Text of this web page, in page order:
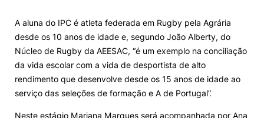
Ação Social
Alumni
Projetos PRR
A aluna do IPC é atleta federada em Rugby pela Agrária
desde os 10 anos de idade e, segundo João Alberty, do
Núcleo de Rugby da AEESAC, “é um exemplo na conciliação
da vida escolar com a vida de desportista de alto
rendimento que desenvolve desde os 15 anos de idade ao
serviço das seleções de formação e A de Portugal”.
Neste estágio Mariana Marques será acompanhada por Ana